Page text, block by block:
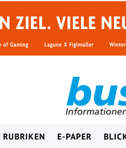
RUBRIKEN E-PAPER